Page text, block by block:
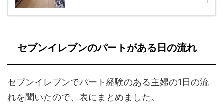
セブンイレブンのパートがある日の流れ
セブンイレブンでパート経験のある主婦の1日の流
れを聞いたので、表にまとめました。